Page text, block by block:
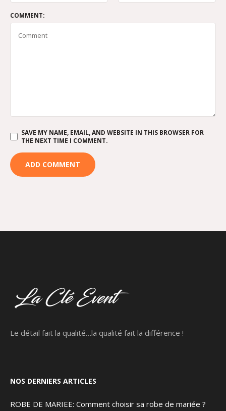
COMMENT:
SAVE MY NAME, EMAIL, AND WEBSITE IN THIS BROWSER FOR
THE NEXT TIME I COMMENT.
Le détail fait la qualité…la qualité fait la différence !
NOS DERNIERS ARTICLES
ROBE DE MARIEE: Comment choisir sa robe de mariée ?